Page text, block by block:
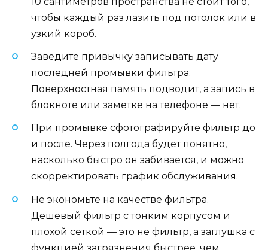
чтобы каждый раз лазить под потолок или в
узкий короб.
Заведите привычку записывать дату
последней промывки фильтра.
Поверхностная память подводит, а запись в
блокноте или заметке на телефоне — нет.
При промывке сфотографируйте фильтр до
и после. Через полгода будет понятно,
насколько быстро он забивается, и можно
скорректировать график обслуживания.
Не экономьте на качестве фильтра.
Дешёвый фильтр с тонким корпусом и
плохой сеткой — это не фильтр, а заглушка с
функцией загрязнения быстрее, чем